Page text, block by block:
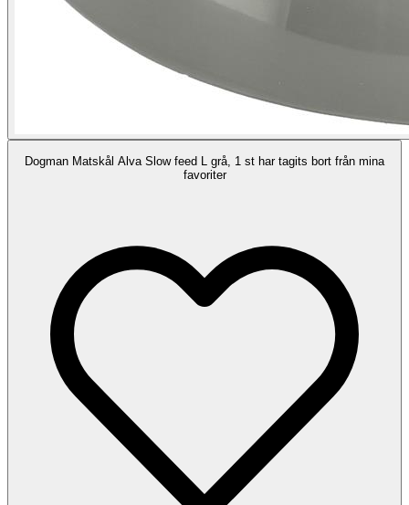
Dogman Matskål Alva Slow feed L grå, 1 st har tagits bort från mina
favoriter